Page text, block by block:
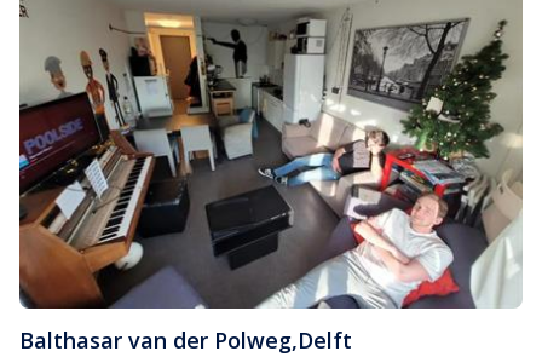
Balthasar van der Polweg,Delft